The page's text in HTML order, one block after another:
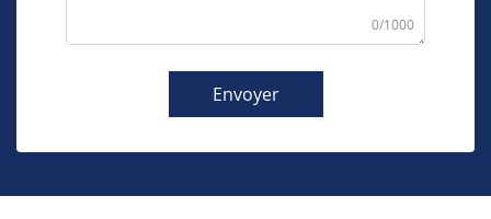
0/1000
Envoyer